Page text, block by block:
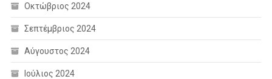
Οκτώβριος 2024
Σεπτέμβριος 2024
Αύγουστος 2024
Ιούλιος 2024